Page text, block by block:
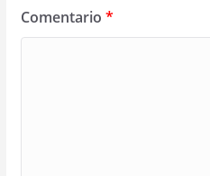
Comentario *